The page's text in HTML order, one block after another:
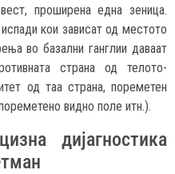
проширена една зеница.
кои зависат од местото
во базални ганглии даваат
страна од телото-
од таа страна, пореметен
видно поле итн.).
дијагностика